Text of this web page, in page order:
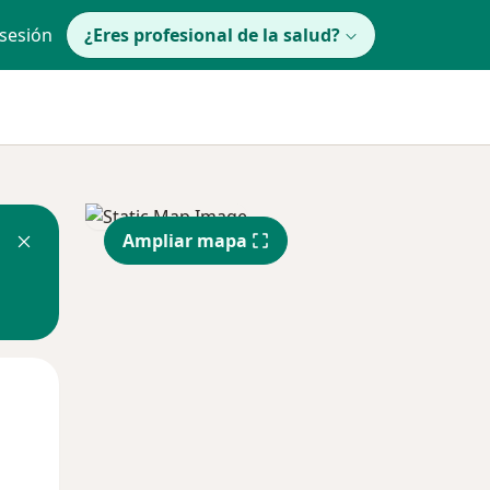
¿Eres profesional de la salud?
Ampliar mapa